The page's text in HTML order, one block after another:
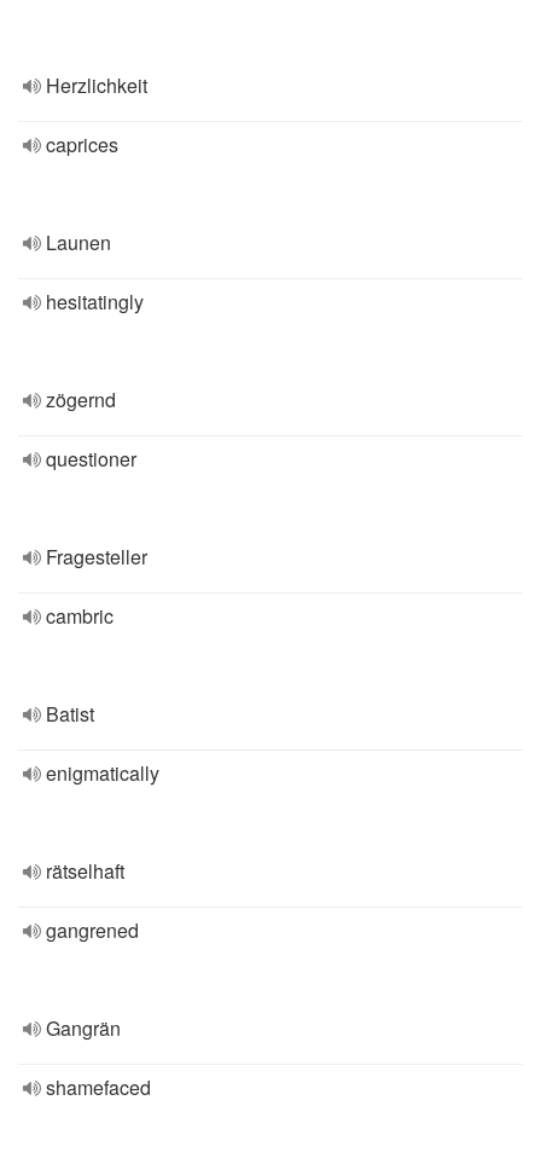
Herzlichkeit
caprices
Launen
hesitatingly
zögernd
questioner
Fragesteller
cambric
Batist
enigmatically
rätselhaft
gangrened
Gangrän
shamefaced